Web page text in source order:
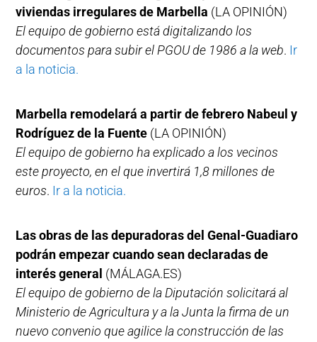
viviendas irregulares de Marbella (LA OPINIÓN)
El equipo de gobierno está digitalizando los
documentos para subir el PGOU de 1986 a la web. Ir
a la noticia.
Marbella remodelará a partir de febrero Nabeul y
Rodríguez de la Fuente (LA OPINIÓN)
El equipo de gobierno ha explicado a los vecinos
este proyecto, en el que invertirá 1,8 millones de
euros. Ir a la noticia.
Las obras de las depuradoras del Genal-Guadiaro
podrán empezar cuando sean declaradas de
interés general (MÁLAGA.ES)
El equipo de gobierno de la Diputación solicitará al
Ministerio de Agricultura y a la Junta la firma de un
nuevo convenio que agilice la construcción de las